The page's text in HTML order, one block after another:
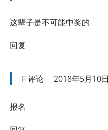
这辈子是不可能中奖的
回复
F评论 2018年5月10
报名